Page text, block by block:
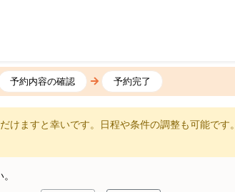
予約内容の確認 予約完了
けますと幸いです。日程や条件の調整も可能です。